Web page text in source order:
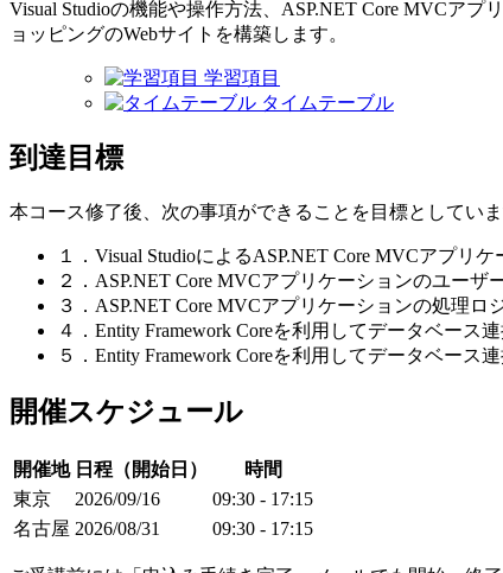
Visual Studioの機能や操作方法、ASP.NET Core MVCア
ョッピングのWebサイトを構築します。
学習項目
タイムテーブル
到達目標
本コース修了後、次の事項ができることを目標としていま
１．Visual StudioによるASP.NET Core MVCアプリ
２．ASP.NET Core MVCアプリケーションのユーザ
３．ASP.NET Core MVCアプリケーションの処理ロ
４．Entity Framework Coreを利用してデータベース
５．Entity Framework Coreを利用してデータベース
開催スケジュール
開催地 日程（開始日）
時間
東京
2026/09/16
09:30 - 17:15
名古屋 2026/08/31 09:30 - 17:15